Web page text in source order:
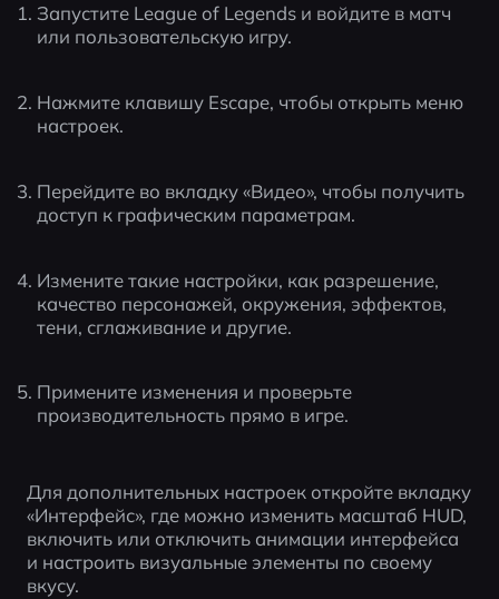
Запустите League of Legends и войдите в матч
или пользовательскую игру.
Нажмите клавишу Escape, чтобы открыть меню
настроек.
Перейдите во вкладку «Видео», чтобы получить
доступ к графическим параметрам.
Измените такие настройки, как разрешение,
качество персонажей, окружения, эффектов,
тени, сглаживание и другие.
Примените изменения и проверьте
производительность прямо в игре.
Для дополнительных настроек откройте вкладку
«Интерфейс», где можно изменить масштаб HUD,
включить или отключить анимации интерфейса
и настроить визуальные элементы по своему
вкусу.